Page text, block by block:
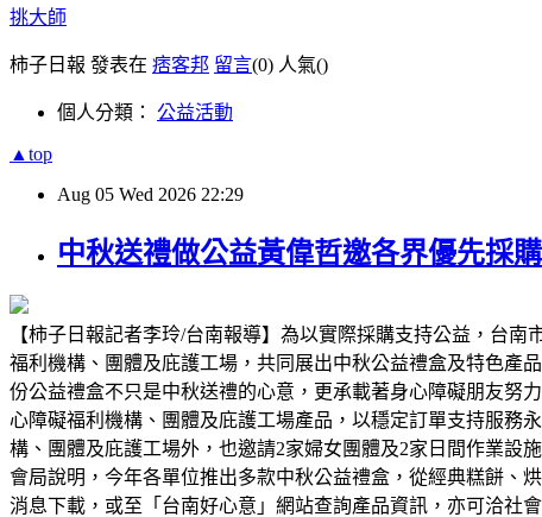
挑大師
柿子日報 發表在 痞客邦 留言(0) 人氣()
個人分類： 公益活動
▲top
Aug 05 Wed 2026 22:29
中秋送禮做公益黃偉哲邀各界優先採
【柿子日報記者李玲/台南報導】為以實際採購支持公益，台
福利機構、團體及庇護工場，共同展出中秋公益禮盒及特色產
份公益禮盒不只是中秋送禮的心意，更承載著身心障礙朋友努
心障礙福利機構、團體及庇護工場產品，以穩定訂單支持服務
構、團體及庇護工場外，也邀請2家婦女團體及2家日間作業設
會局說明，今年各單位推出多款中秋公益禮盒，從經典糕餅、
消息下載，或至「台南好心意」網站查詢產品資訊，亦可洽社